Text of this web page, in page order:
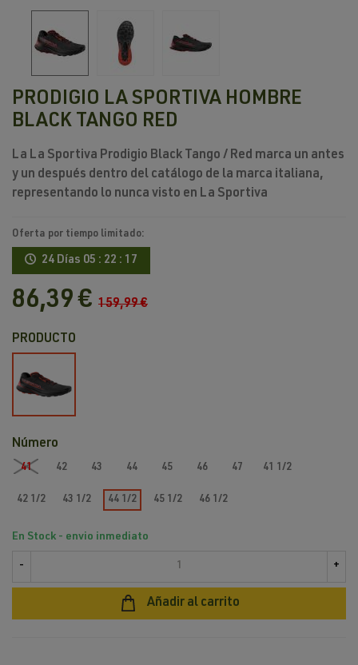
PRODIGIO LA SPORTIVA HOMBRE
BLACK TANGO RED
La La Sportiva Prodigio Black Tango / Red marca un antes
y un después dentro del catálogo de la marca italiana,
representando lo nunca visto en La Sportiva
Oferta por tiempo limitado:
24 Días 05 : 22 : 17
86,39 € 159,99 €
PRODUCTO
Número
41 42 43 44 45 46 47 41 1/2
42 1/2 43 1/2 44 1/2 45 1/2 46 1/2
En Stock - envio inmediato
- +
Añadir al carrito